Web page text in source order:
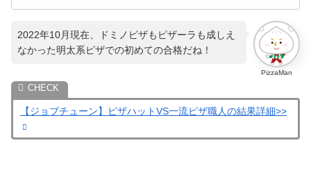
PizzaMan
2022年10月現在、ドミノピザもピザーラも成しえ
なかった明太系ピザでの初めての合格だね！
【ジョブチューン】ピザハットVS一流ピザ職人の結果詳細>>